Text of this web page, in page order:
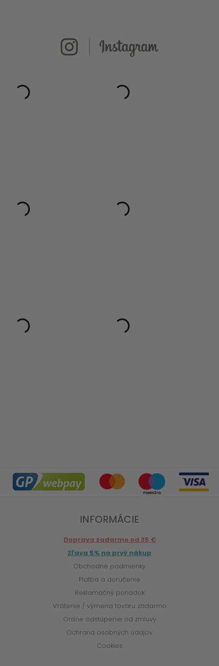
INFORMÁCIE
Doprava zadarmo od 35 €
Zľava 5% na prvý nákup
Obchodné podmienky
Platba a doručenie
Reklamačný poriadok
Vrátenie / výmena tovaru zadarmo
Online odstúpenie od zmluvy
Ochrana osobných údajov
Cookies